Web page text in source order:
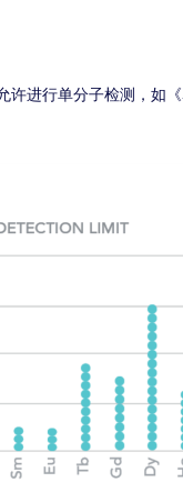
许进行单分子检测，如《